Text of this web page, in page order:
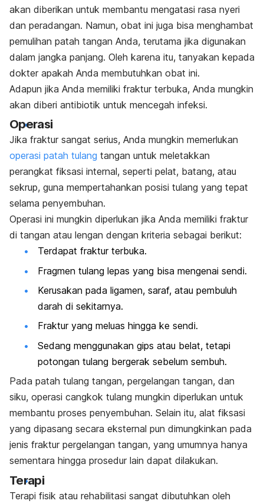
akan diberikan untuk membantu mengatasi rasa nyeri
dan peradangan. Namun, obat ini juga bisa menghambat
pemulihan patah tangan Anda, terutama jika digunakan
dalam jangka panjang. Oleh karena itu, tanyakan kepada
dokter apakah Anda membutuhkan obat ini.
Adapun jika Anda memiliki fraktur terbuka, Anda mungkin
akan diberi antibiotik untuk mencegah infeksi.
Operasi
Jika fraktur sangat serius, Anda mungkin memerlukan
operasi patah tulang tangan untuk meletakkan
perangkat fiksasi internal, seperti pelat, batang, atau
sekrup, guna mempertahankan posisi tulang yang tepat
selama penyembuhan.
Operasi ini mungkin diperlukan jika Anda memiliki fraktur
di tangan atau lengan dengan kriteria sebagai berikut:
Terdapat fraktur terbuka.
Fragmen tulang lepas yang bisa mengenai sendi.
Kerusakan pada ligamen, saraf, atau pembuluh
darah di sekitarnya.
Fraktur yang meluas hingga ke sendi.
Sedang menggunakan gips atau belat, tetapi
potongan tulang bergerak sebelum sembuh.
Pada patah tulang tangan, pergelangan tangan, dan
siku, operasi cangkok tulang mungkin diperlukan untuk
membantu proses penyembuhan. Selain itu, alat fiksasi
yang dipasang secara eksternal pun dimungkinkan pada
jenis fraktur pergelangan tangan, yang umumnya hanya
sementara hingga prosedur lain dapat dilakukan.
Terapi
Terapi fisik atau rehabilitasi sangat dibutuhkan oleh